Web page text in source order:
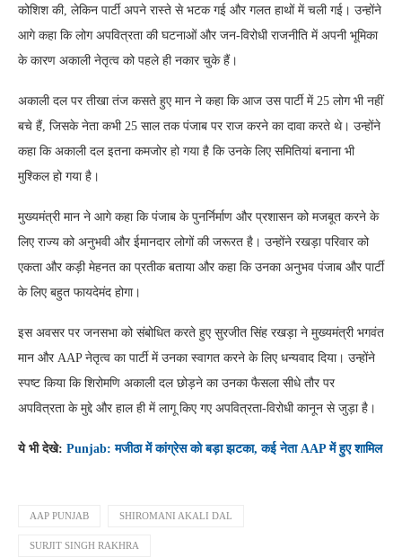
कोशिश की, लेकिन पार्टी अपने रास्ते से भटक गई और गलत हाथों में चली गई। उन्होंने
आगे कहा कि लोग अपवित्रता की घटनाओं और जन-विरोधी राजनीति में अपनी भूमिका
के कारण अकाली नेतृत्व को पहले ही नकार चुके हैं।
अकाली दल पर तीखा तंज कसते हुए मान ने कहा कि आज उस पार्टी में 25 लोग भी नहीं
बचे हैं, जिसके नेता कभी 25 साल तक पंजाब पर राज करने का दावा करते थे। उन्होंने
कहा कि अकाली दल इतना कमजोर हो गया है कि उनके लिए समितियां बनाना भी
मुश्किल हो गया है।
मुख्यमंत्री मान ने आगे कहा कि पंजाब के पुनर्निर्माण और प्रशासन को मजबूत करने के
लिए राज्य को अनुभवी और ईमानदार लोगों की जरूरत है। उन्होंने रखड़ा परिवार को
एकता और कड़ी मेहनत का प्रतीक बताया और कहा कि उनका अनुभव पंजाब और पार्टी
के लिए बहुत फायदेमंद होगा।
इस अवसर पर जनसभा को संबोधित करते हुए सुरजीत सिंह रखड़ा ने मुख्यमंत्री भगवंत
मान और AAP नेतृत्व का पार्टी में उनका स्वागत करने के लिए धन्यवाद दिया। उन्होंने
स्पष्ट किया कि शिरोमणि अकाली दल छोड़ने का उनका फैसला सीधे तौर पर
अपवित्रता के मुद्दे और हाल ही में लागू किए गए अपवित्रता-विरोधी कानून से जुड़ा है।
ये भी देखे: Punjab: मजीठा में कांग्रेस को बड़ा झटका, कई नेता AAP में हुए शामिल
AAP PUNJAB SHIROMANI AKALI DAL
SURJIT SINGH RAKHRA